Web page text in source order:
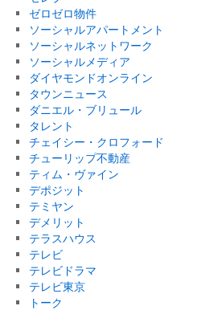
ゼロゼロ物件
ソーシャルアパートメント
ソーシャルネットワーク
ソーシャルメディア
ダイヤモンドオンライン
タウンニュース
ダニエル・ブリュール
タレント
チェイシー・クロフォード
チューリップ不動産
ティム・ヴァイン
デポジット
テミヤン
デメリット
テラスハウス
テレビ
テレビドラマ
テレビ東京
トーク